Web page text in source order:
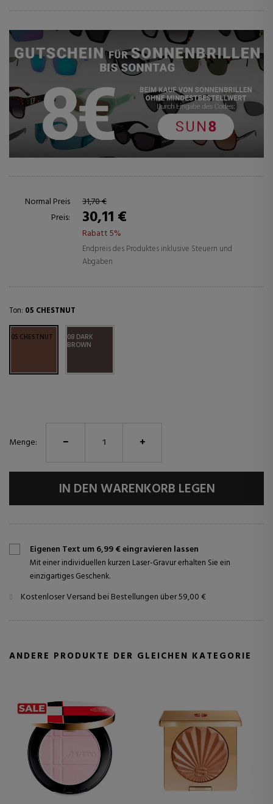
Normal Preis
31,70 €
Preis:
30,11 €
Rabatt 5%
Endpreis des Produktes inklusive Steuern und
Abgaben
Ton: 05 CHESTNUT
05 CHESTNUT 08 DARK
BROWN
Menge:
IN DEN WARENKORB LEGEN
Eigenen Text um 6,99 € eingravieren lassen
Mit einer individuellen kurzen Laser-Gravur erhalten Sie ein
einzigartiges Geschenk.
Kostenloser Versand bei Bestellungen über 59,00 €
ANDERE PRODUKTE DER GLEICHEN KATEGORIE